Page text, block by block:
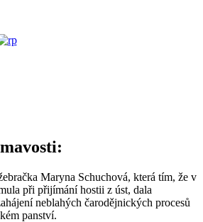
Maryna Schuchová, která tím, že v
při přijímání hostii z úst, dala
neblahých čarodějnických procesů
panství.